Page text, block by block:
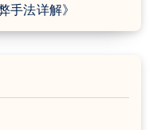
手法详解》